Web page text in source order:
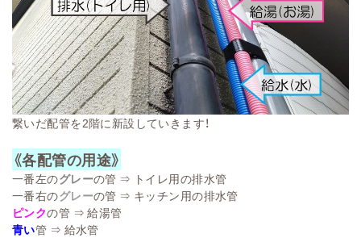
繋いだ配管を2階に新設していきます！
《各配管の用途》
一番左のグレーの管 ⇒ トイレ用の排水管
一番右のグレーの管 ⇒ キッチン用の排水管
ピンクの管 ⇒ 給湯管
青い管 ⇒ 給水管